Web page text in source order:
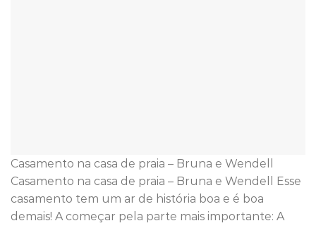
Casamento na casa de praia – Bruna e Wendell
Casamento na casa de praia – Bruna e Wendell Esse
casamento tem um ar de história boa e é boa
demais! A começar pela parte mais importante: A